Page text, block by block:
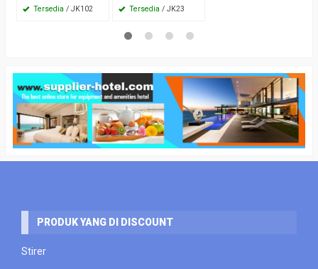
Tersedia / JK102 Tersedia / JK23
PRODUK YANG DI DISCOUNT
Stirer